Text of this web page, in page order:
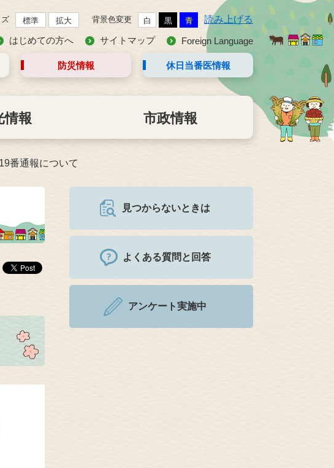
標準 拡大 背景色変更 白 黒 青 読み上げる
はじめての方へ サイトマップ Foreign Language
防災情報 休日当番医情報
情報 市政情報
番通報について
見つからないときは
よくある質問と回答
アンケート実施中